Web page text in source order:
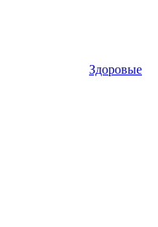
Здоровые